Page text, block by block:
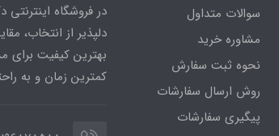
سوالات متداول
مشاوره خرید
نحوه ثبت سفارش
روش ارسال سفارشات
پیگیری سفارشات
در فروشگاه
دلپذیر از انتخاب،
بهترین کیفیت
کمترین زمان و به